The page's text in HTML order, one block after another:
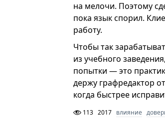
на мелочи. Поэтому
пока язык спорил.
работу.
Чтобы так
из учебного
попытки — это
держу графредактор
когда быстрее
113 2017 влияние